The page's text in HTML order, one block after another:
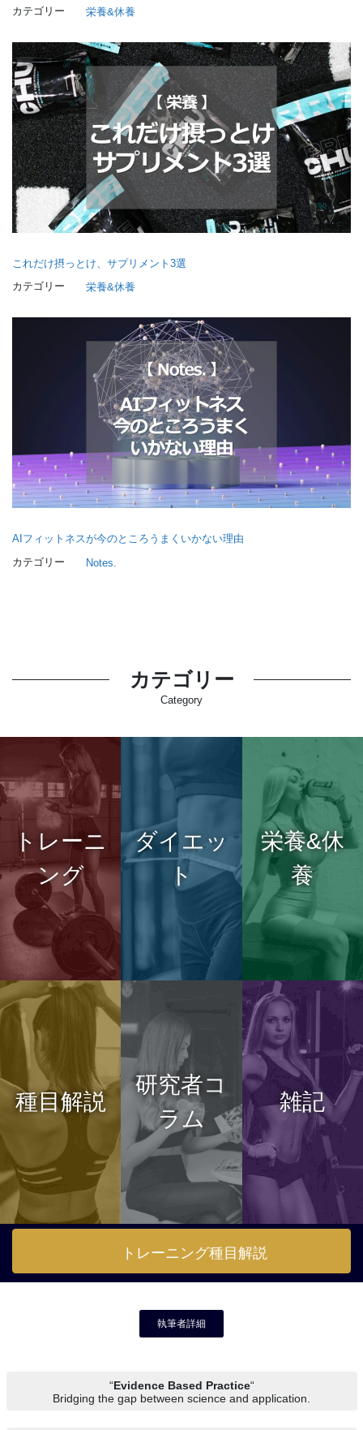
カテゴリー 栄養&休養
これだけ摂っとけ、サプリメント3選
カテゴリー
栄養&休養
AIフィットネスが今のところうまくいかない理由
カテゴリー
Notes.
カテゴリー
Category
トレーニ
ング
ダイエッ
ト
栄養&休
養
種目解説
研究者コ
ラム
雑記
トレーニング種目解説
執筆者詳細
“Evidence Based Practice“
Bridging the gap between science and application.